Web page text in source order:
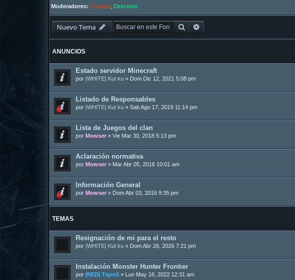
Moderadores: Concejo Directorio
Nuevo Tema Buscar
ANUNCIOS
Estado servidor Minecraft
por |WHITE| Kut ku » Dom Dic 12, 2021 5:08 pm
Listado de Responsables
por |WHITE| Kut ku » Sab Ago 17, 2019 11:14 pm
Lista de Juegos del clan
por Mowser » Vie Mar 30, 2018 5:13 pm
Aclaración normativa
por Mowser » Mar Abr 05, 2016 10:01 am
Información General
por Mowser » Dom Abr 03, 2016 9:35 pm
TEMAS
Resignación de mi para el resto
por |WHITE| Kut ku » Dom Abr 26, 2026 7:21 pm
Instalación Monster Hunter Frontier
por |RED| TigreX » Lun May 16, 2022 12:31 am